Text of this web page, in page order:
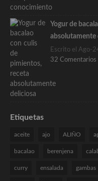
Yogur de
absolutamente
Escrito el Ago-
32 Comentarios
Etiquetas
aceite ajo ALIÑO
bacalao berenjena
curry ensalada gambas